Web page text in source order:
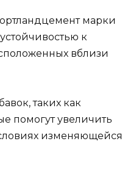
марки
к
вблизи
таких как
помогут увеличить
изменяющейся